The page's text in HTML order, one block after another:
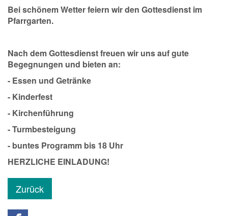
Bei schönem Wetter feiern wir den Gottesdienst im
Pfarrgarten.
Nach dem Gottesdienst freuen wir uns auf gute
Begegnungen und bieten an:
- Essen und Getränke
- Kinderfest
- Kirchenführung
- Turmbesteigung
- buntes Programm bis 18 Uhr
HERZLICHE EINLADUNG!
Zurück